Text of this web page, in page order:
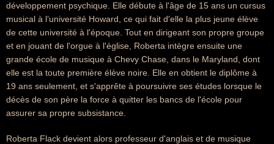
développement psychique. Elle débute à l'âge de 15 ans un cursus
musical à l’université Howard, ce qui fait d'elle la plus jeune élève
de cette université à l'époque. Tout en dirigeant son propre groupe
et en jouant de l'orgue à l'église, Roberta intègre ensuite une
grande école de musique à Chevy Chase, dans le Maryland, dont
elle est la toute première élève noire. Elle en obtient le diplôme à
19 ans seulement, et s'apprête à poursuivre ses études lorsque le
décès de son père la force à quitter les bancs de l'école pour
assurer sa propre subsistance.
Roberta Flack devient alors professeur d'anglais et de musique